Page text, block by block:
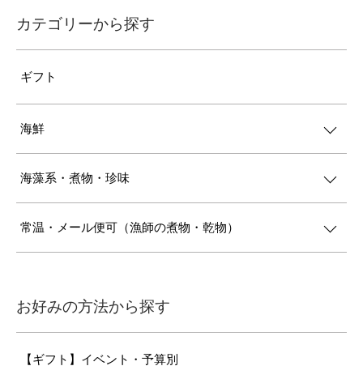
カテゴリーから探す
ギフト
海鮮
海藻系・煮物・珍味
常温・メール便可（漁師の煮物・乾物）
お好みの方法から探す
【ギフト】イベント・予算別